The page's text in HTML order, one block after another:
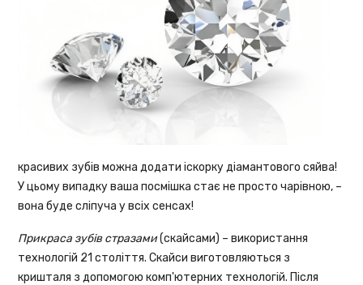
красивих зубів можна додати іскорку діамантового сяйва!
У цьому випадку ваша посмішка стає не просто чарівною, –
вона буде сліпуча у всіх сенсах!
Прикраса зубів стразами(скайсами) – використання
технологій 21 століття. Скайси виготовляються з
кришталя з допомогою комп'ютерних технологій. Після